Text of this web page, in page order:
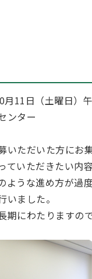
月11日（土曜日）
ンター
いただいた方にお
ていただきたい内
ような進め方が過
いました。
期にわたりますの